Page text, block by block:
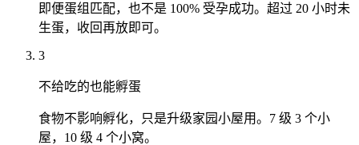
即便蛋组匹配，也不是 100% 受孕成功。超过 20 小时未
生蛋，收回再放即可。
3
不给吃的也能孵蛋
食物不影响孵化，只是升级家园小屋用。7 级 3 个小
屋，10 级 4 个小窝。